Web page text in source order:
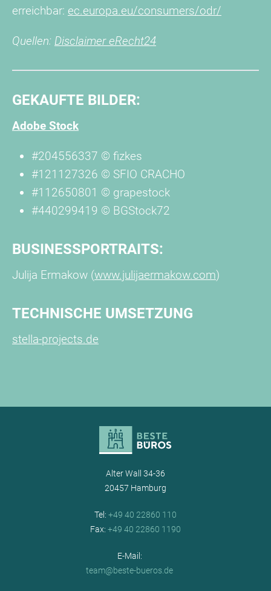
erreichbar: ec.europa.eu/consumers/odr/
Quellen: Disclaimer eRecht24
GEKAUFTE BILDER:
Adobe Stock
#204556337 © fizkes
#121127326 © SFIO CRACHO
#112650801 © grapestock
#440299419 © BGStock72
BUSINESSPORTRAITS:
Julija Ermakow (www.julijaermakow.com)
TECHNISCHE UMSETZUNG
stella-projects.de
Alter Wall 34-36
20457 Hamburg
Tel: +49 40 22860 110
Fax: +49 40 22860 1190
E-Mail:
team@beste-bueros.de